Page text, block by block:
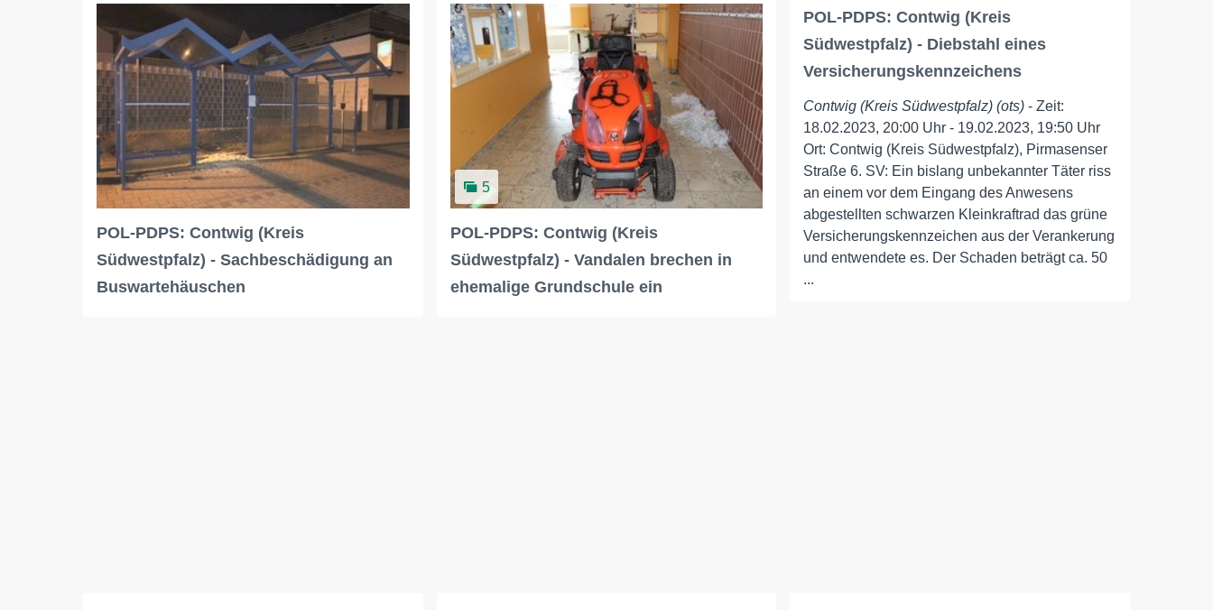
POL-PDPS: Contwig (Kreis
Südwestpfalz) - Sachbeschädigung an
Buswartehäuschen
5
POL-PDPS: Contwig (Kreis
Südwestpfalz) - Vandalen brechen in
ehemalige Grundschule ein
POL-PDPS: Contwig (Kreis
Südwestpfalz) - Diebstahl eines
Versicherungskennzeichens
Contwig (Kreis Südwestpfalz) (ots) - Zeit:
18.02.2023, 20:00 Uhr - 19.02.2023, 19:50 Uhr
Ort: Contwig (Kreis Südwestpfalz), Pirmasenser
Straße 6. SV: Ein bislang unbekannter Täter riss
an einem vor dem Eingang des Anwesens
abgestellten schwarzen Kleinkraftrad das grüne
Versicherungskennzeichen aus der Verankerung
und entwendete es. Der Schaden beträgt ca. 50
...